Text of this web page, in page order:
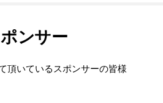
ンサー
頂いているスポンサーの皆様